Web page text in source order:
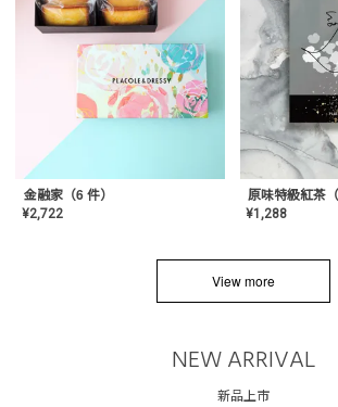
金融家（6 件）
¥2,722 ¥1,288
View more
NEW ARRIVAL
新品上市